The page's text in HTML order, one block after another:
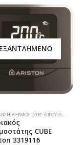
ΕΞΑΝΤΛΗΜΈΝΟ
,ΘΕΡΜΟΣΤΆΤΕΣ ΧΏΡΟΥ,ΘΕΡΜΟΣΤΆΤΕΣ ΧΏΡΟΥ
CUBE
3319116